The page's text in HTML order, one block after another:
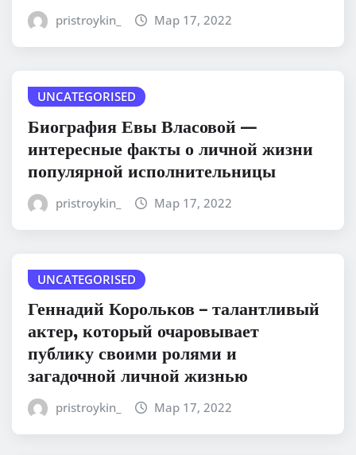
pristroykin_ Мар 17, 2022
UNCATEGORISED
Биография Евы Власовой —
интересные факты о личной жизни
популярной исполнительницы
pristroykin_ Мар 17, 2022
UNCATEGORISED
Геннадий Корольков – талантливый
актер, который очаровывает
публику своими ролями и
загадочной личной жизнью
pristroykin_ Мар 17, 2022